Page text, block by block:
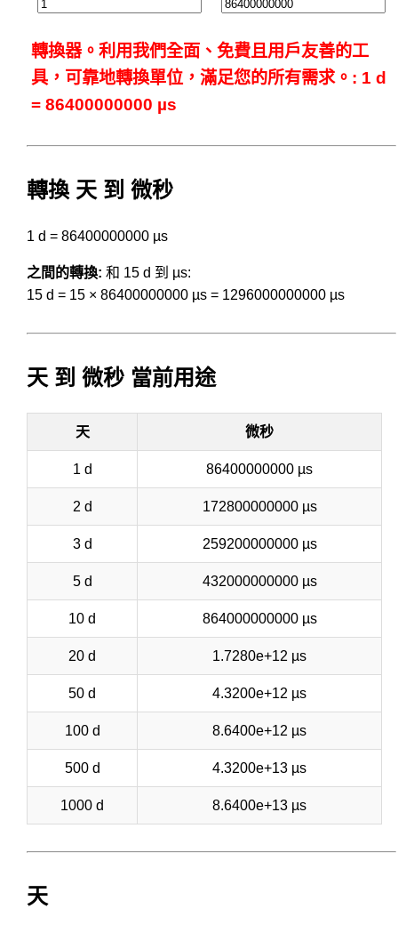
轉換器。利用我們全面、免費且用戶友善的工
具，可靠地轉換單位，滿足您的所有需求。: 1 d
= 86400000000 µs
轉換 天 到 微秒
1 d = 86400000000 µs
之間的轉換: 和 15 d 到 µs:
15 d = 15 × 86400000000 µs = 1296000000000 µs
天 到 微秒 當前用途
天 微秒
1 d 86400000000 µs
2 d 172800000000 µs
3 d 259200000000 µs
5 d 432000000000 µs
10 d 864000000000 µs
20 d 1.7280e+12 µs
50 d 4.3200e+12 µs
100 d 8.6400e+12 µs
500 d 4.3200e+13 µs
1000 d 8.6400e+13 µs
天